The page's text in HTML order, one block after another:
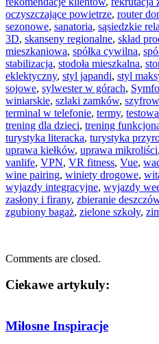
oczyszczające powietrze, router
sezonowe, sanatoria, sąsiedzkie
3D, skanseny regionalne, skład
mieszkaniowa, spółka cywilna,
stabilizacja, stodoła mieszkalna,
eklektyczny, styl japandi, styl
sojowe, sylwester w górach,
winiarskie, szlaki zamków,
terminal w telefonie, termy,
trening dla dzieci, trening
turystyka literacka, turystyka
uprawa kiełków, uprawa mikroliści,
vanlife, VPN, VR fitness, Vue,
wine pairing, winiety drogowe,
wyjazdy integracyjne, wyjazdy
zasłony i firany, zbieranie
zgubiony bagaż, zielone szkoły,
Comments are closed.
Ciekawe artykuly:
Miłosne Inspiracje